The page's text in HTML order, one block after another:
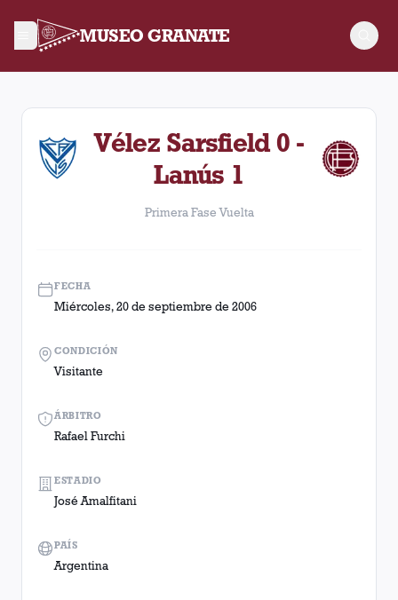
MUSEO GRANATE
Primera Fase Vuelta. Partido entre Lanús y Vélez Sarsfield
Vélez Sarsfield 0 -
Lanús 1
Primera Fase Vuelta
FECHA
Miércoles, 20 de septiembre de 2006
ÁRBITRO
Rafael Furchi
CONDICIÓN
Visitante
ESTADIO
José Amalfitani
PAÍS
Argentina